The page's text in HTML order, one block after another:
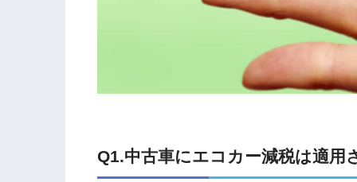
Q1.中古車にエコカー減税は適用